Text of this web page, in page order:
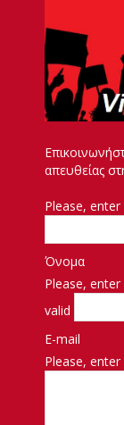
απευθείας
Please,
Όνομα
Please,
valid
E-mail
Please,